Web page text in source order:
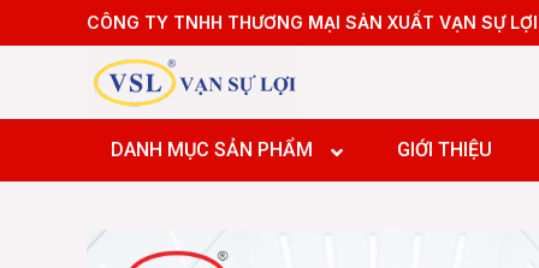
to
CÔNG TY TNHH THƯƠNG MẠI SẢN XUẤT VẠN SỰ LỢI
DANH MỤC SẢN PHẨM GIỚI THIỆU
Máy
Máy